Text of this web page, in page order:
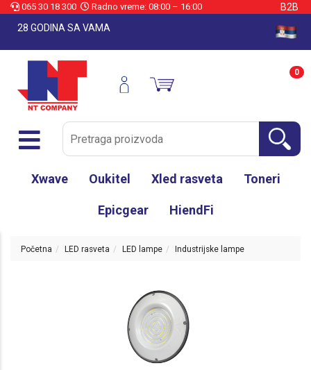
065 30 18 300 Radno vreme: 08:00 – 16:00
B2B
28 GODINA SA VAMA
Xwave Oukitel Xled rasveta Toneri
Epicgear HiendFi
0
Početna LED rasveta LED lampe Industrijske lampe